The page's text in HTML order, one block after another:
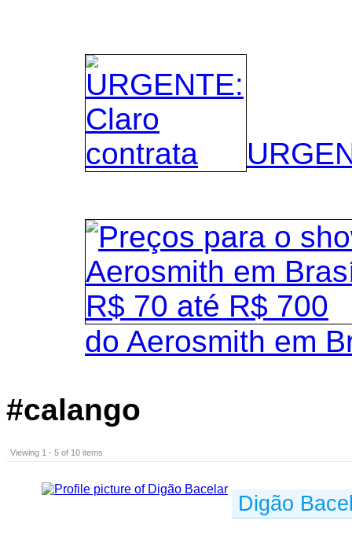
do Aerosmith em
#calango
Viewing 1 - 5 of 10 items
Digão